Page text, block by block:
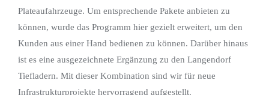
Plateaufahrzeuge. Um entsprechende Pakete anbieten zu
können, wurde das Programm hier gezielt erweitert, um den
Kunden aus einer Hand bedienen zu können. Darüber hinaus
ist es eine ausgezeichnete Ergänzung zu den Langendorf
Tiefladern. Mit dieser Kombination sind wir für neue
Infrastrukturprojekte hervorragend aufgestellt.